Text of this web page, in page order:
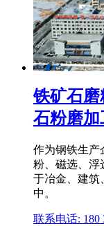
铁矿石
石粉磨加
作为钢铁生产
粉、磁选、浮
于冶金、建筑
中。
联系电话: 180